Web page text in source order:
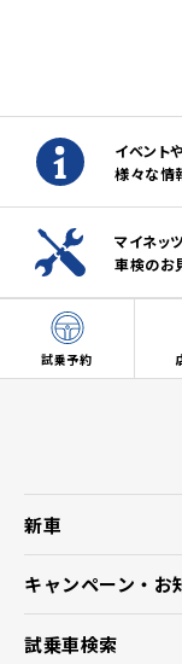
イベント
様々な情
マイネッ
車検のお
試乗予約
新車
キャンペーン・お
試乗車検索